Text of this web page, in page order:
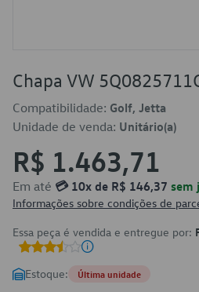
Chapa VW
Compatibilidade: Golf, Jetta
Unidade de venda: Unitário(a)
R$ 1.463,71
Em até 💳 10x de R$ 146,37 sem
Informações sobre condições de
Essa peça é vendida e entregue por:
Estoque: Última unidade